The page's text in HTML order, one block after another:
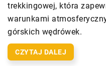
trekkingowej, która
warunkami
górskich wędrówek.
CZYTAJ DALEJ